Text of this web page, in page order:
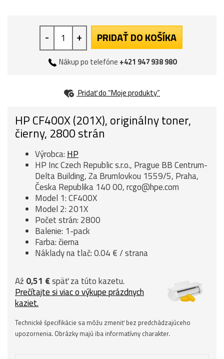
- + PRIDAŤ DO KOŠÍKA
Nákup po telefóne +421 947 938 980
Pridať do “Moje produkty”
HP CF400X (201X), originálny toner,
čierny, 2800 strán
Výrobca: HP
HP Inc Czech Republic s.r.o., Prague BB Centrum-
Delta Building, Za Brumlovkou 1559/5, Praha,
Česka Republika 140 00, rcgo@hpe.com
Model 1: CF400X
Model 2: 201X
Počet strán: 2800
Balenie: 1-pack
Farba: čierna
Náklady na tlač: 0.04 € / strana
Až 0,51 €späť za túto kazetu.
Prečítajte si viac o výkupe prázdnych
kaziet.
Technické špecifikácie sa môžu zmeniť bez predchádzajúceho
upozornenia. Obrázky majú iba informatívny charakter.